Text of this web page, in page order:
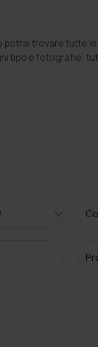
potrai trovare tutte
tipo e fotografie: